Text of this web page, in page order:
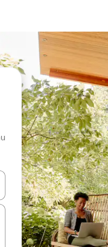
ստեղներով նավարկեք